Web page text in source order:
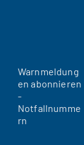
Warnmeldung
en abonnieren
-
Notfallnumme
rn